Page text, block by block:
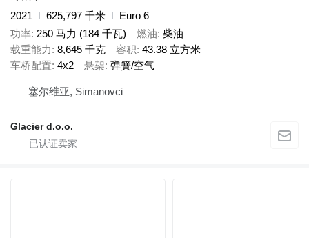
2021
625,797 千米
Euro 6
功率 250 马力 (184 千瓦) 燃油 柴油
载重能力 8,645 千克 容积 43.38 立方米
车桥配置 4x2 悬架 弹簧/空气
塞尔维亚, Simanovci
Glacier d.o.o.